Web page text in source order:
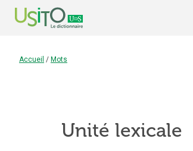
Accueil / Mots
Unité lexicale